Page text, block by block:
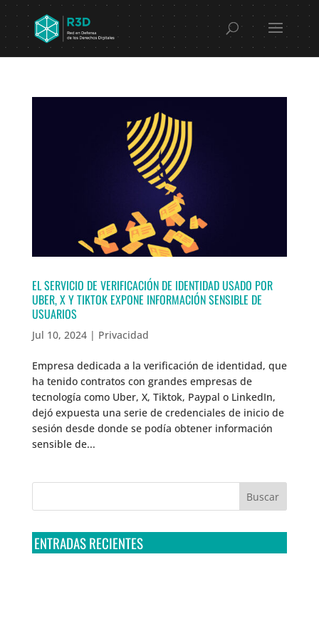
EL SERVICIO DE VERIFICACIÓN DE IDENTIDAD USADO POR
UBER, X Y TIKTOK EXPONE INFORMACIÓN SENSIBLE DE
USUARIOS
Jul 10, 2024| Privacidad
Empresa dedicada a la verificación de identidad, que
ha tenido contratos con grandes empresas de
tecnología como Uber, X, Tiktok, Paypal o LinkedIn,
dejó expuesta una serie de credenciales de inicio de
sesión desde donde se podía obtener información
sensible de...
ENTRADAS RECIENTES